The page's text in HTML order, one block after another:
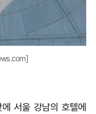
서울 강남의 호텔에